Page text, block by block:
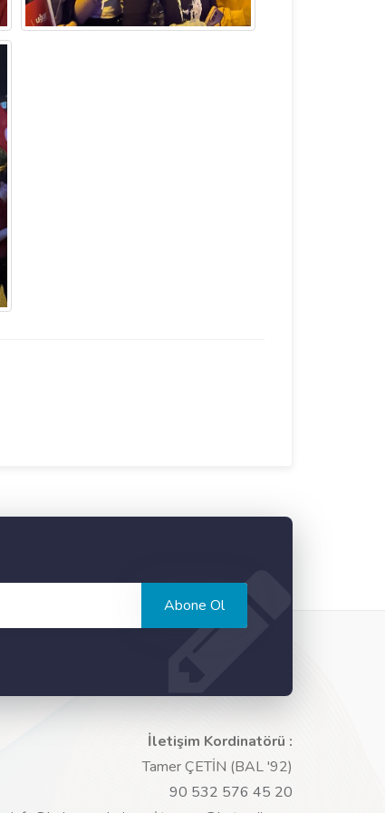
Abone Ol
İletişim Kordinatörü :
Tamer ÇETİN (BAL '92)
90 532 576 45 20